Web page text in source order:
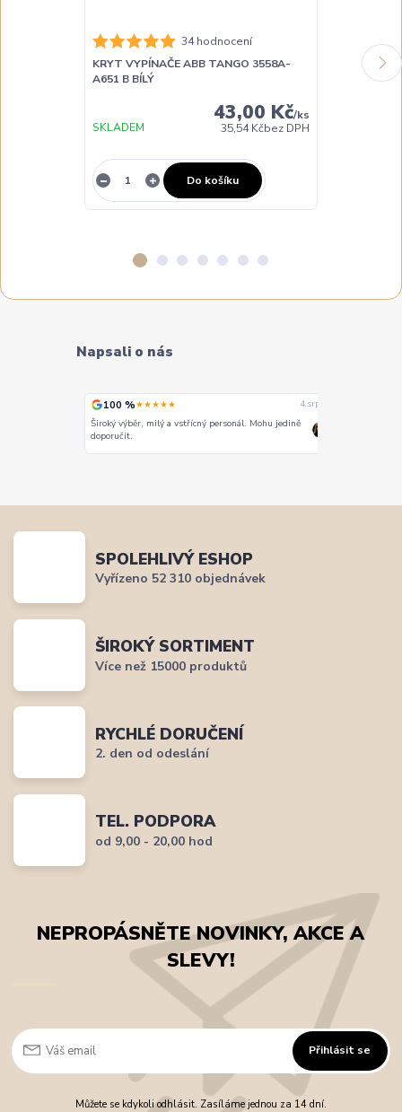
34 hodnocení
KRYT VYPÍNAČE ABB TANGO 3558A-
A651 B BÍLÝ
43,00 Kč/ks
35,54 Kčbez DPH
SKLADEM
Do košíku
KRYT
A651 H
Napsali o nás
100 %★★★★★ 4. srpna
Široký výběr, milý a vstřícný personál. Mohu jedině
doporučit.
SPOLEHLIVÝ ESHOP
Vyřízeno 52 310 objednávek
ŠIROKÝ SORTIMENT
Více než 15000 produktů
RYCHLÉ DORUČENÍ
2. den od odeslání
TEL. PODPORA
od 9,00 - 20,00 hod
NEPROPÁSNĚTE NOVINKY, AKCE A
SLEVY!
Přihlásit se
Můžete se kdykoli odhlásit. Zasíláme jednou za 14 dní.